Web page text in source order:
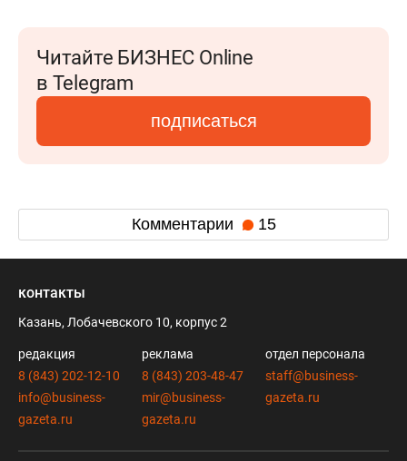
Читайте БИЗНЕС Online
в Telegram
подписаться
Комментарии 15
контакты
Казань, Лобачевского 10, корпус 2
редакция
8 (843) 202-12-10
info@business-
gazeta.ru
реклама
8 (843) 203-48-47
mir@business-
gazeta.ru
отдел персонала
staff@business-
gazeta.ru